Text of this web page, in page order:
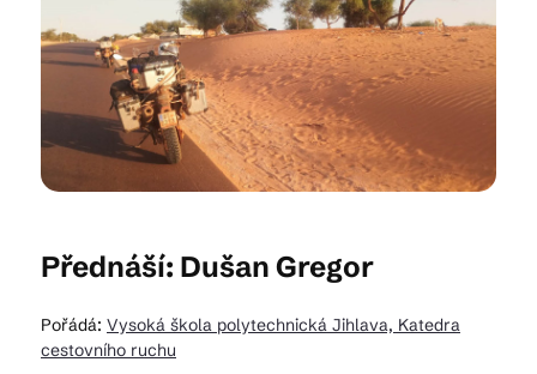
Kam vyrazit
CS EN DE
© 2026 Brána Jihlavy
Přednáší: Dušan Gregor
Pořádá: Vysoká škola polytechnická Jihlava, Katedra
cestovního ruchu